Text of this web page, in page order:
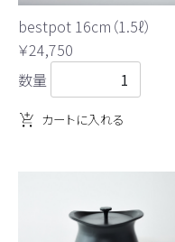
bestpot 16cm（1.5ℓ）
￥24,750
数量
カートに入れる